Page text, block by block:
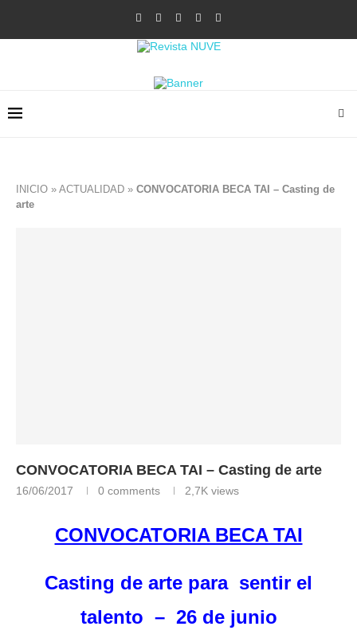
INICIO » ACTUALIDAD » CONVOCATORIA BECA TAI – Casting de
arte
CONVOCATORIA BECA TAI – Casting de arte
16/06/2017 0 comments 2,7K views
CONVOCATORIA BECA TAI
Casting de arte para sentir el
talento – 26 de junio